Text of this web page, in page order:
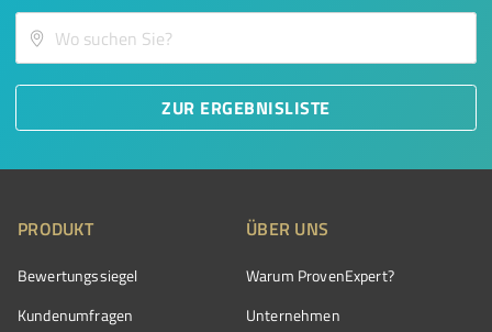
ZUR ERGEBNISLISTE
PRODUKT
Bewertungssiegel
Kundenumfragen
ÜBER UNS
Warum ProvenExpert?
Unternehmen